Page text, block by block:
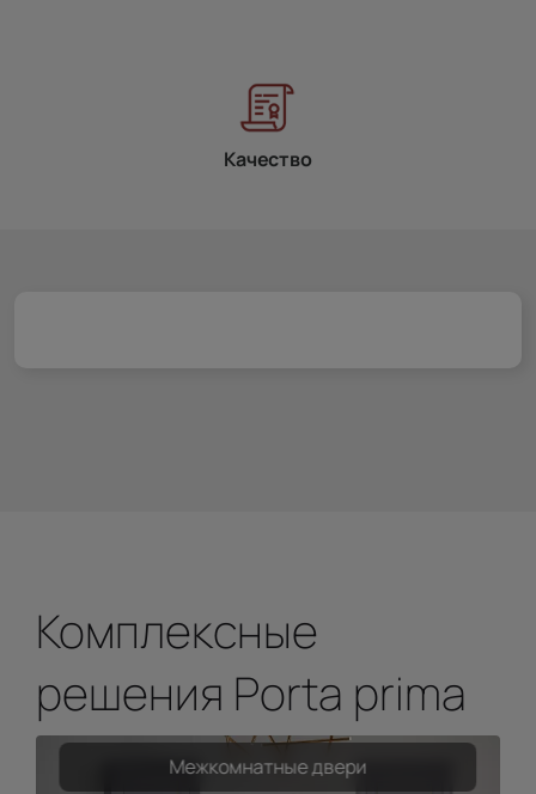
Качество
Комплексные
решения Porta prima
Межкомнатные двери